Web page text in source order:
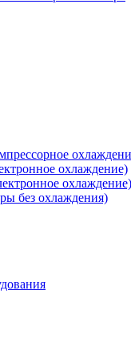
охлаждение)
охлаждение)
без охлаждения)